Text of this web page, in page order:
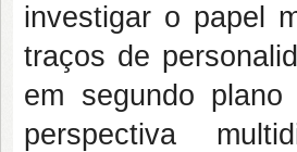
investigar o papel
traços de
em segundo
perspectiva